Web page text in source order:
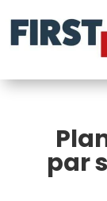
par